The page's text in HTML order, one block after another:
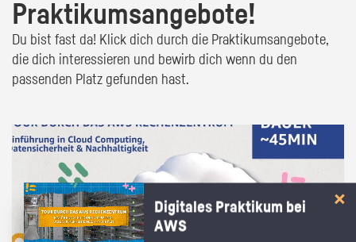
Praktikumsangebote!
Du bist fast da! Klick dich durch die Praktikumsangebote,
die dich interessieren und bewirb dich wenn du den
passenden Platz gefunden hast.
Digitales Praktikum bei
AWS